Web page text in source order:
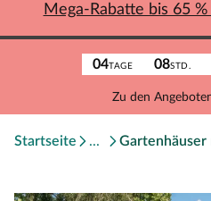
04TAGE 08STD.
Zu den
Mega-Rabatte bis 65
Startseite Gartenhäuser